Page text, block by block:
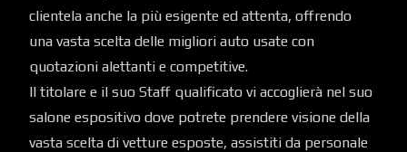
clientela anche la più esigente ed attenta, offrendo
una vasta scelta delle migliori auto usate con
quotazioni alettanti e competitive.
Il titolare e il suo Staff qualificato vi accoglierà nel suo
salone espositivo dove potrete prendere visione della
vasta scelta di vetture esposte, assistiti da personale